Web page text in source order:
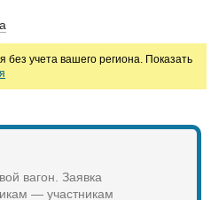
без учета вашего региона. Показать
вагон. Заявка
— участникам